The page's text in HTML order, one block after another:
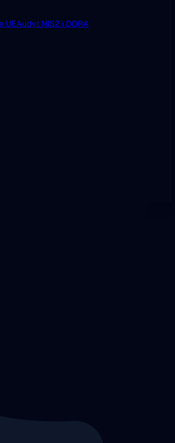
UEAudyt NIS2 i DORA